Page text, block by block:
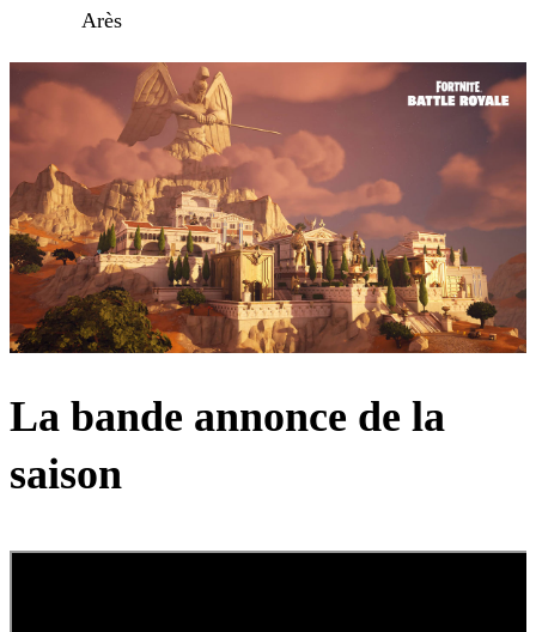
Arès
La bande annonce de la
saison